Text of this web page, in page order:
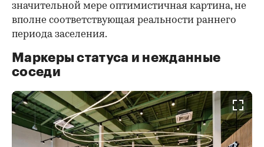
значительной мере оптимистичная картина, не
вполне соответствующая реальности раннего
периода заселения.
Маркеры статуса и нежданные
соседи